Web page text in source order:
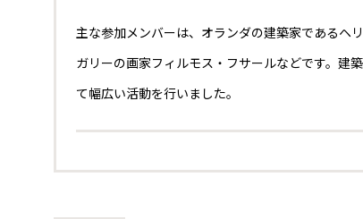
主な参加メンバーは、オランダの建築家であるヘ
ガリーの画家フィルモス・フサールなどです。建
て幅広い活動を行いました。